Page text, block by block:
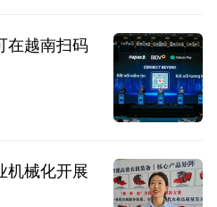
在越南扫码
机械化开展